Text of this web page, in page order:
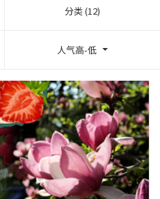
分类 (12)
人气高-低